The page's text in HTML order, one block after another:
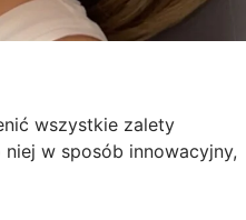
wszystkie zalety
w sposób innowacyjny,